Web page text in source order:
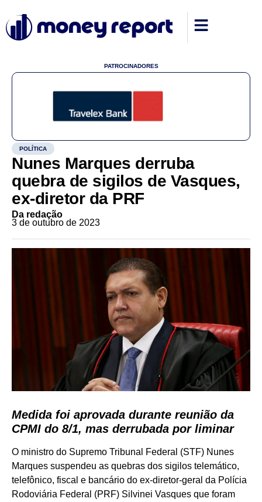
PATROCINADORES
POLÍTICA
Nunes Marques derruba
quebra de sigilos de Vasques,
ex-diretor da PRF
Da redação
3 de outubro de 2023
Medida foi aprovada durante reunião da
CPMI do 8/1, mas derrubada por liminar
O ministro do Supremo Tribunal Federal (STF) Nunes
Marques suspendeu as quebras dos sigilos telemático,
telefônico, fiscal e bancário do ex-diretor-geral da Polícia
Rodoviária Federal (PRF) Silvinei Vasques que foram